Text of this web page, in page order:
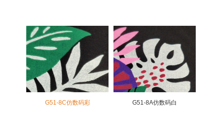
G51-8C仿数码彩 G51-8A仿数码白